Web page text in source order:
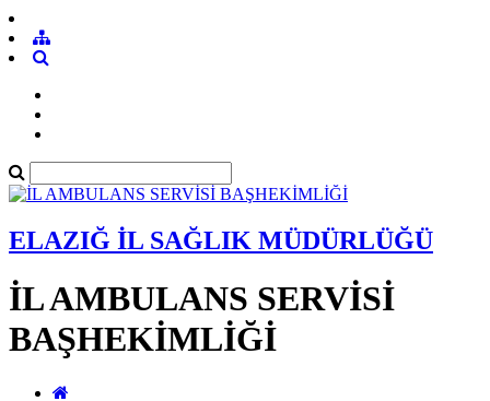
ELAZIĞ İL SAĞLIK MÜDÜRLÜĞÜ
İL AMBULANS SERVİSİ
BAŞHEKİMLİĞİ